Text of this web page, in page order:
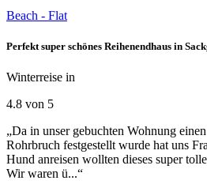
Beach - Flat
Perfekt super schönes Reihenendhaus in
Winterreise in
4.8 von 5
„Da in unser gebuchten Wohnung
Rohrbruch festgestellt wurde hat uns
Hund anreisen wollten dieses super
Wir waren ü...“